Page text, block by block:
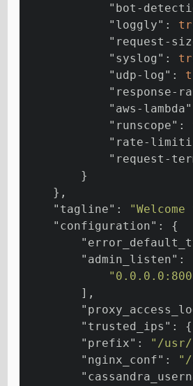
"bot-
"loggly" :
"request-
"syslog" :
"udp-log" :
"response-
"aws-lambda"
"runscope" :
"rate-
"request-
        }
    },
"tagline" :
"configuration" : {
"admin_listen" :
        ],
"trusted_ips" :
"prefix" : "/usr/
"nginx_conf" :
"/